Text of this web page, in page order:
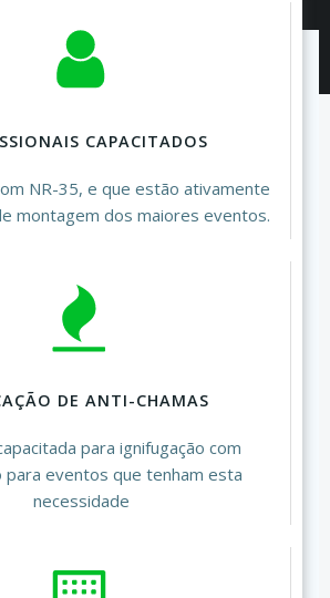
CAPACITADOS
NR-35, e que estão ativamente
montagem dos maiores eventos.
DE ANTI-CHAMAS
para ignifugação com
para eventos que tenham esta
necessidade